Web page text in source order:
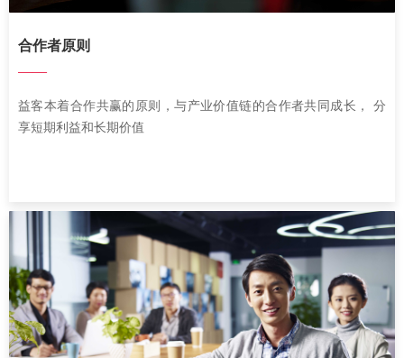
合作者原则
——
益客本着合作共赢的原则，与产业价值链的合作者共同成长， 分
享短期利益和长期价值